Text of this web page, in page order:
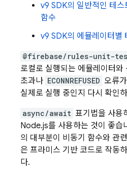
v9 SDK의 일반적인 테스
함수
v9 SDK의 에뮬레이터별
@firebase/rules-unit-
로컬로 실행되는 에뮬레이터와
초과나 ECONNREFUSED 오류
실제로 실행 중인지 다시 확인
async/await 표기법을 사용
Node.js를 사용하는 것이 좋습
의 대부분이 비동기 함수와 관
은 프라미스 기반 코드로 작동
다.